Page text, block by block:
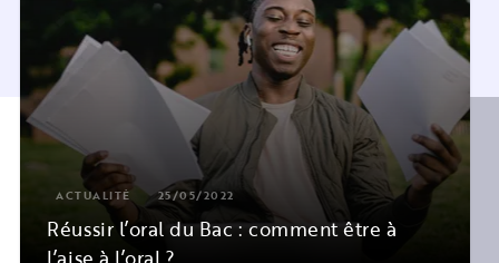
ACTUALITÉ 25/05/2022
Réussir l’oral du Bac : comment être à